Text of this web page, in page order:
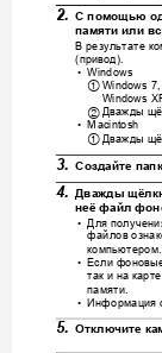
2. С помощью
памяти или
В результате
( привод).
• Windows
Windows
1
Windows
Дважды
2
•Macintosh
Дважды
1
3. Создайте
4. Дважды
неё файл
• Для
файлов
компьютером.
•
Если
так и на карте
памяти
•
Информация
5. Отключите